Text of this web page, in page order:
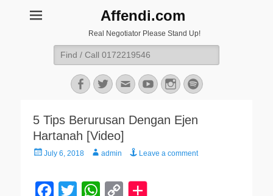
Affendi.com
Real Negotiator Please Stand Up!
Search
for:
Facebook
TwitterEmailYouTubeInstagram
Spotify
5 Tips Berurusan Dengan Ejen
Hartanah [Video]
PostedJuly 6, 2018 Authoradmin Leave a comment
W